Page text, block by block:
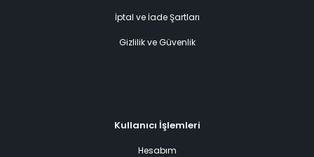
İptal ve İade Şartları
Gizlilik ve Güvenlik
Kullanıcı İşlemleri
Hesabım